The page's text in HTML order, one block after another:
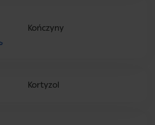
Kończyny
Kortyzol